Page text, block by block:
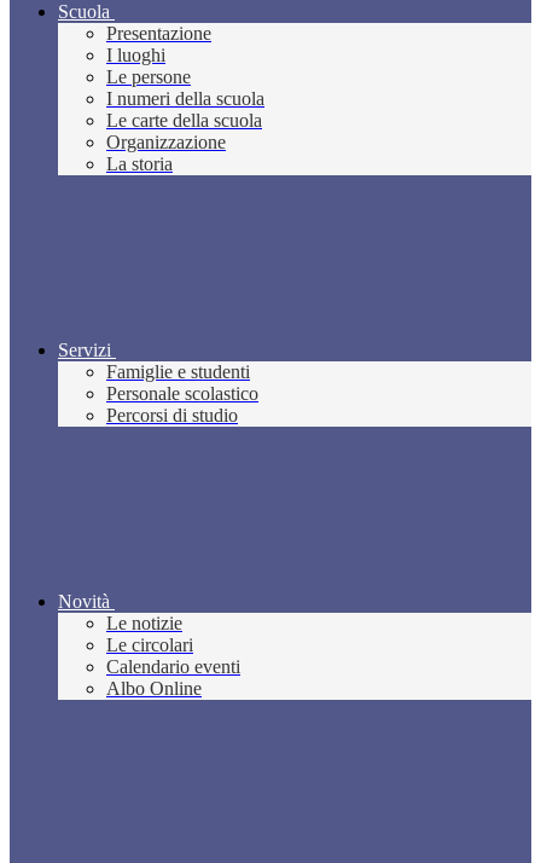
Scuola
Presentazione
I luoghi
Le persone
I numeri della scuola
Le carte della scuola
Organizzazione
La storia
Servizi
Famiglie e studenti
Personale scolastico
Percorsi di studio
Novità
Le notizie
Le circolari
Calendario eventi
Albo Online